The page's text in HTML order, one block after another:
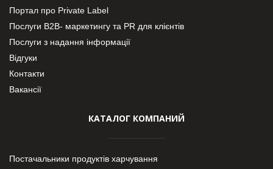
Портал про Private Label
Послуги В2В- маркетингу та PR для клієнтів
Послуги з надання інформації
Відгуки
Контакти
Вакансії
КАТАЛОГ КОМПАНИЙ
Постачальники продуктів харчування